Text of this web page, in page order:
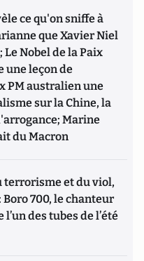
ce qu'on sniffe à
que Xavier Niel
Le Nobel de la Paix
une leçon de
PM australien une
sur la Chine, la
Marine
du Macron
terrorisme et du viol,
700, le chanteur
l’un des tubes de l’été